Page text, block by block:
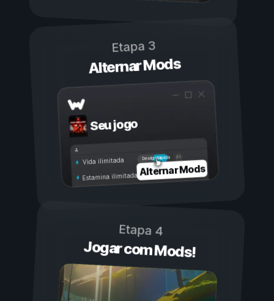
Etapa 3
Alternar Mods
Seu jogo
Ligada
Desligada
Vida ilimitada
Estamina ilimitadaAlternar Mods
Etapa 4
Jogar com Mods!